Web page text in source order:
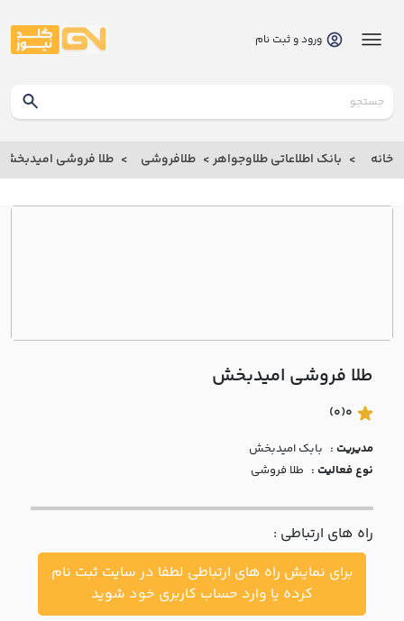
بانک
بانک
اطلاعاتی
درباره
با ما
مقالات
اخبار
پرسش
متداول
خواست
ورود و ثبت نام
خانه بانک اطلاعاتی طلاوجواهر طلافروشی طلا فروشی اميدبخش
طلا فروشی اميدبخش
0
(0)
مدیریت : بابک اميدبخش
نوع فعالیت : طلا فروشی
راه های ارتباطی :
برای نمایش راه های ارتباطی لطفا در سایت ثبت نام
کرده یا وارد حساب کاربری خود شوید